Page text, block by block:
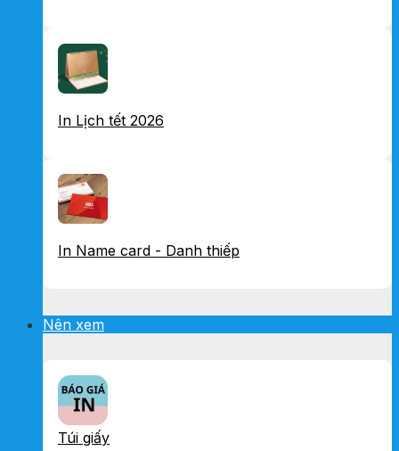
In Lịch tết 2026
In Name card - Danh thiếp
Nên xem
Túi giấy